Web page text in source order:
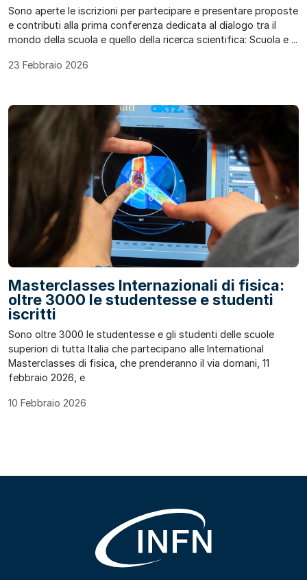
Sono aperte le iscrizioni per partecipare e presentare proposte
e contributi alla prima conferenza dedicata al dialogo tra il
mondo della scuola e quello della ricerca scientifica: Scuola e ...
23 Febbraio 2026
Masterclasses Internazionali di fisica:
oltre 3000 le studentesse e studenti
iscritti
Sono oltre 3000 le studentesse e gli studenti delle scuole
superiori di tutta Italia che partecipano alle International
Masterclasses di fisica, che prenderanno il via domani, 11
febbraio 2026, e
10 Febbraio 2026